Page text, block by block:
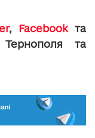
, Facebookта
та